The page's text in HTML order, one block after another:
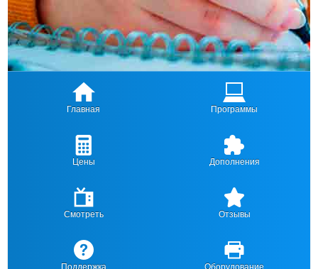
Главная Программы
Цены Дополнения
Смотреть Отзывы
Поддержка Оборудование